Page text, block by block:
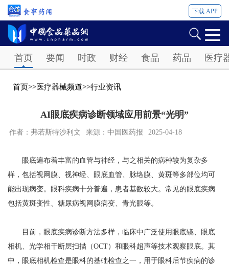
下载 APP
首页 要闻 时政 财经 食品 药品 医疗
首页>>医疗器械频道>>行业资讯
AI眼底疾病诊断领域应用前景“光明”
作者：弗若斯特沙利文 来源：中国医药报 2025-04-18
眼底遍布着丰富的血管与神经，与之相关的病种较为复杂多
样，包括视网膜、视神经、眼底血管、脉络膜、黄斑等多部位均可
能出现病变。眼科疾病十分普遍，患者基数较大。常见的眼底疾病
包括黄斑变性、糖尿病视网膜病变、青光眼等。
目前，眼底疾病诊断方法多样，临床中广泛使用眼底镜、眼底
相机、光学相干断层扫描（OCT）和眼科超声等技术观察眼底。其
中，眼底相机检查是眼科的基础检查之一，用于眼科后节疾病的诊